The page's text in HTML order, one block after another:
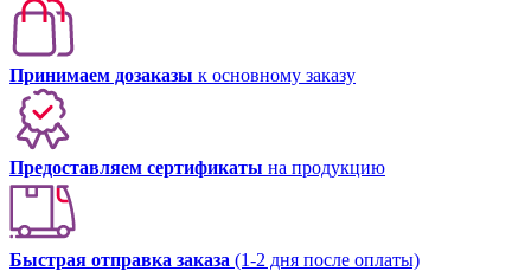
Принимаем дозаказы к основному заказу
Предоставляем сертификаты на продукцию
Быстрая отправка заказа (1-2 дня после оплаты)